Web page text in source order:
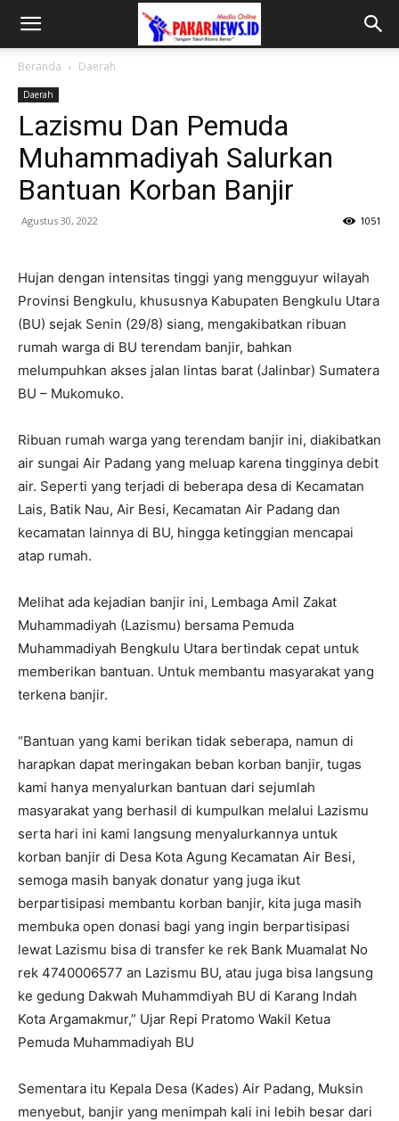
Beranda Daerah
Daerah
Lazismu Dan Pemuda
Muhammadiyah Salurkan
Bantuan Korban Banjir
Agustus 30, 2022 1051
Hujan dengan intensitas tinggi yang mengguyur wilayah
Provinsi Bengkulu, khususnya Kabupaten Bengkulu Utara
(BU) sejak Senin (29/8) siang, mengakibatkan ribuan
rumah warga di BU terendam banjir, bahkan
melumpuhkan akses jalan lintas barat (Jalinbar) Sumatera
BU – Mukomuko.
Ribuan rumah warga yang terendam banjir ini, diakibatkan
air sungai Air Padang yang meluap karena tingginya debit
air. Seperti yang terjadi di beberapa desa di Kecamatan
Lais, Batik Nau, Air Besi, Kecamatan Air Padang dan
kecamatan lainnya di BU, hingga ketinggian mencapai
atap rumah.
Melihat ada kejadian banjir ini, Lembaga Amil Zakat
Muhammadiyah (Lazismu) bersama Pemuda
Muhammadiyah Bengkulu Utara bertindak cepat untuk
memberikan bantuan. Untuk membantu masyarakat yang
terkena banjir.
“Bantuan yang kami berikan tidak seberapa, namun di
harapkan dapat meringakan beban korban banjir, tugas
kami hanya menyalurkan bantuan dari sejumlah
masyarakat yang berhasil di kumpulkan melalui Lazismu
serta hari ini kami langsung menyalurkannya untuk
korban banjir di Desa Kota Agung Kecamatan Air Besi,
semoga masih banyak donatur yang juga ikut
berpartisipasi membantu korban banjir, kita juga masih
membuka open donasi bagi yang ingin berpartisipasi
lewat Lazismu bisa di transfer ke rek Bank Muamalat No
rek 4740006577 an Lazismu BU, atau juga bisa langsung
ke gedung Dakwah Muhammdiyah BU di Karang Indah
Kota Argamakmur,” Ujar Repi Pratomo Wakil Ketua
Pemuda Muhammadiyah BU
Sementara itu Kepala Desa (Kades) Air Padang, Muksin
menyebut, banjir yang menimpah kali ini lebih besar dari